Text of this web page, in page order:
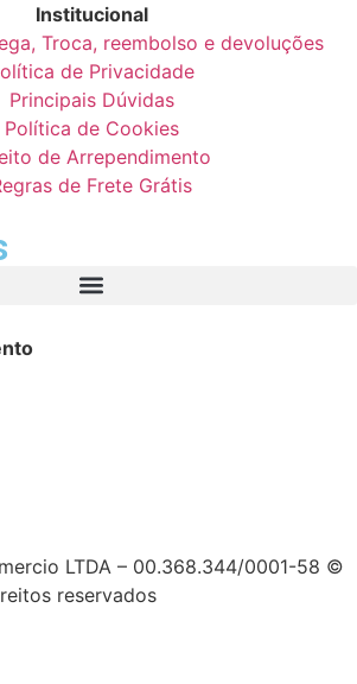
Institucional
Troca, reembolso e devoluções
de Privacidade
Principais Dúvidas
Política de Cookies
de Arrependimento
de Frete Grátis
LTDA – 00.368.344/0001-58 ©
reservados